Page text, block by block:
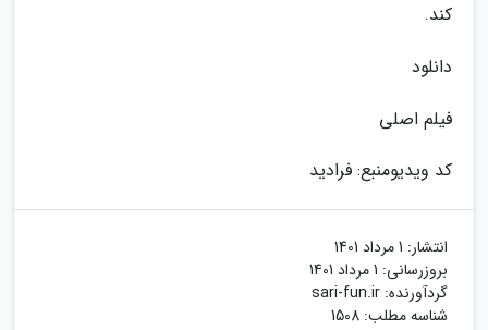
کند.
دانلود
فیلم اصلی
کد ویدیومنبع: فرادید
انتشار: 1 مرداد 1401
بروزرسانی: 1 مرداد 1401
گردآورنده: sari-fun.ir
شناسه مطلب: 1508